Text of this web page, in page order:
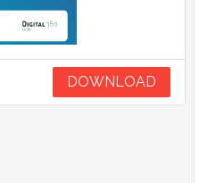
DOWNLOAD